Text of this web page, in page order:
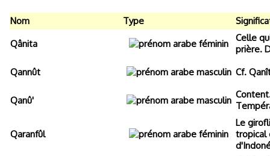
Nom Type
Qânita
Celle
prière.
Qannût
Cf.
Qanû'
Qaranfûl
Le
tropical